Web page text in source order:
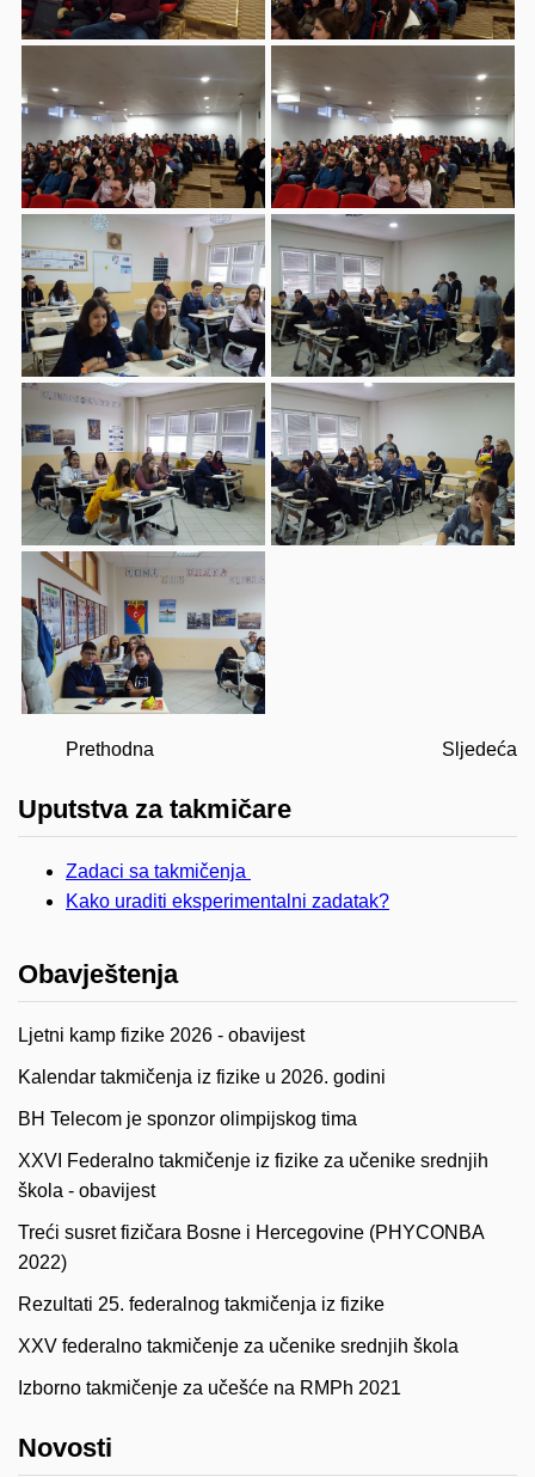
Prethodna Sljedeća
Uputstva za takmičare
Zadaci sa takmičenja
Kako uraditi eksperimentalni zadatak?
Obavještenja
Ljetni kamp fizike 2026 - obavijest
Kalendar takmičenja iz fizike u 2026. godini
BH Telecom je sponzor olimpijskog tima
XXVI Federalno takmičenje iz fizike za učenike srednjih
škola - obavijest
Treći susret fizičara Bosne i Hercegovine (PHYCONBA
2022)
Rezultati 25. federalnog takmičenja iz fizike
XXV federalno takmičenje za učenike srednjih škola
Izborno takmičenje za učešće na RMPh 2021
Novosti